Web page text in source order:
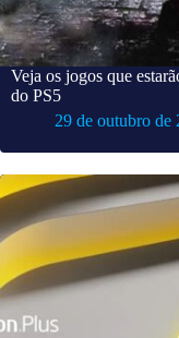
Veja os jogos que
do PS5
29 de outubro de